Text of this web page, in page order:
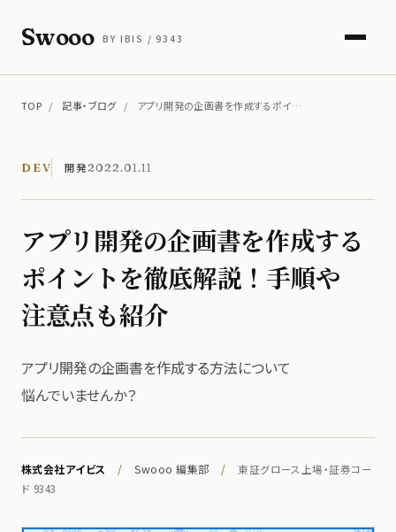
Swooo BY IBIS / 9343
TOP / 記事・ブログ / アプリ開発の企画書を作成するポイ…
DEV 開発 2022.01.11
アプリ開発の​企画書を​作成する​
ポイントを​徹底解説！​手順や​
注意点も​紹介
アプリ開発の​企画書を​作成する​方​法に​ついて​
悩んでいませんか？
株式会社アイビス / Swooo 編集部 /
東証グロース上場・証券コー
ド 9343